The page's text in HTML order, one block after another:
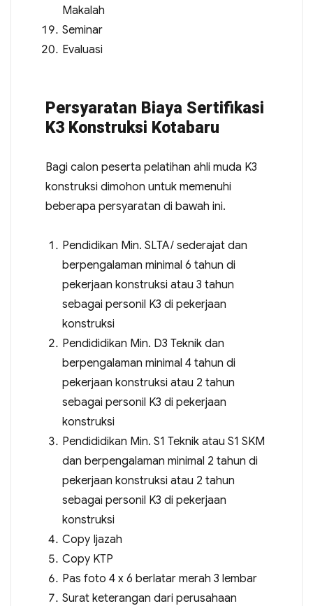
Makalah
Seminar
Evaluasi
Persyaratan Biaya Sertifikasi
K3 Konstruksi Kotabaru
Bagi calon peserta pelatihan ahli muda K3
konstruksi dimohon untuk memenuhi
beberapa persyaratan di bawah ini.
Pendidikan Min. SLTA/ sederajat dan
berpengalaman minimal 6 tahun di
pekerjaan konstruksi atau 3 tahun
sebagai personil K3 di pekerjaan
konstruksi
Pendididikan Min. D3 Teknik dan
berpengalaman minimal 4 tahun di
pekerjaan konstruksi atau 2 tahun
sebagai personil K3 di pekerjaan
konstruksi
Pendididikan Min. S1 Teknik atau S1 SKM
dan berpengalaman minimal 2 tahun di
pekerjaan konstruksi atau 2 tahun
sebagai personil K3 di pekerjaan
konstruksi
Copy Ijazah
Copy KTP
Pas foto 4 x 6 berlatar merah 3 lembar
Surat keterangan dari perusahaan